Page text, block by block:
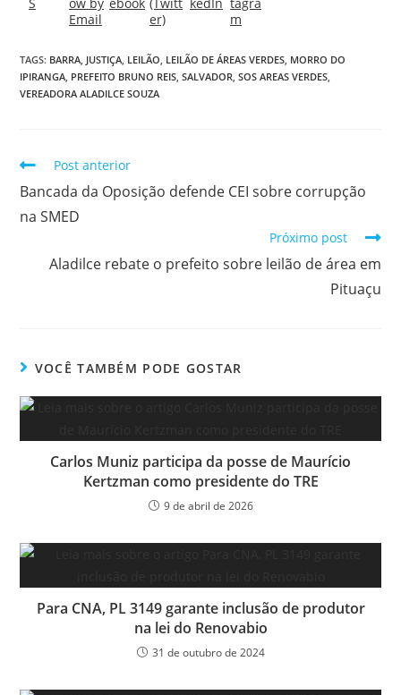
TAGS: BARRA, JUSTIÇA, LEILÃO, LEILÃO DE ÁREAS VERDES, MORRO DO
IPIRANGA, PREFEITO BRUNO REIS, SALVADOR, SOS AREAS VERDES,
VEREADORA ALADILCE SOUZA
Post anterior
Bancada da Oposição defende CEI sobre corrupção
na SMED
Próximo post
Aladilce rebate o prefeito sobre leilão de área em
Pituaçu
VOCÊ TAMBÉM PODE GOSTAR
Carlos Muniz participa da posse de Maurício
Kertzman como presidente do TRE
9 de abril de 2026
Para CNA, PL 3149 garante inclusão de produtor
na lei do Renovabio
31 de outubro de 2024